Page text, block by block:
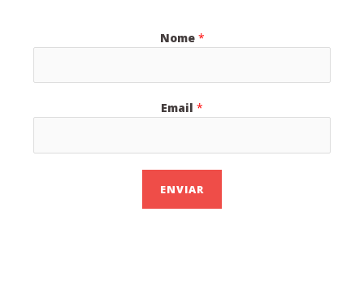
Nome *
Email *
ENVIAR